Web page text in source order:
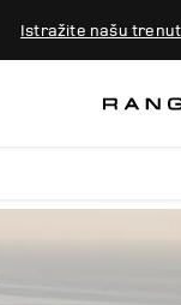
Istražite našu